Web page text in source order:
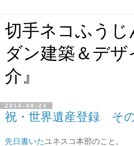
切手ネコふうじ
ダン建築＆デザ
介』
2016-08-24
祝・世界遺産登録 そ
先日書いたユネスコ本部のこと。